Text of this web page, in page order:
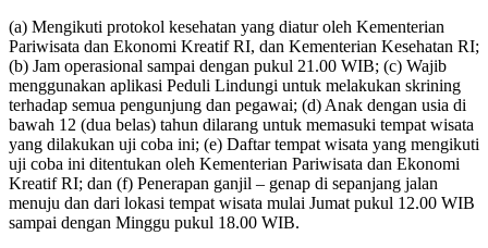
(a) Mengikuti protokol kesehatan yang diatur oleh Kementerian
Pariwisata dan Ekonomi Kreatif RI, dan Kementerian Kesehatan RI;
(b) Jam operasional sampai dengan pukul 21.00 WIB; (c) Wajib
menggunakan aplikasi Peduli Lindungi untuk melakukan skrining
terhadap semua pengunjung dan pegawai; (d) Anak dengan usia di
bawah 12 (dua belas) tahun dilarang untuk memasuki tempat wisata
yang dilakukan uji coba ini; (e) Daftar tempat wisata yang mengikuti
uji coba ini ditentukan oleh Kementerian Pariwisata dan Ekonomi
Kreatif RI; dan (f) Penerapan ganjil – genap di sepanjang jalan
menuju dan dari lokasi tempat wisata mulai Jumat pukul 12.00 WIB
sampai dengan Minggu pukul 18.00 WIB.